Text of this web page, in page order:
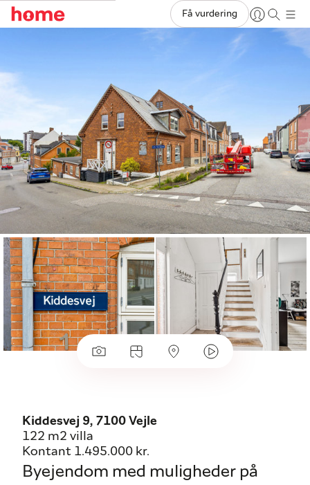
Få vurdering
Kiddesvej 9, 7100 Vejle
122 m2 villa
Kontant 1.495.000 kr.
Byejendom med muligheder på